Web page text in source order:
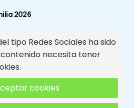
2026
tipo Redes Sociales ha sido
necesita tener
cookies